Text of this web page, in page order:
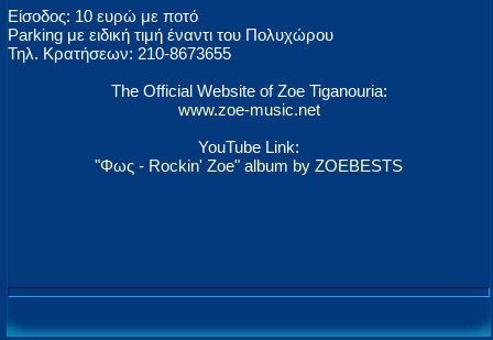
Είσοδος: 10 ευρώ με ποτό
Parking με ειδική τιμή έναντι του Πολυχώρου
Τηλ. Κρατήσεων: 210-8673655
The Official Website of Zoe Tiganouria:
www.zoe-music.net
YouTube Link:
"Φως - Rockin' Zoe" album by ZOEBESTS